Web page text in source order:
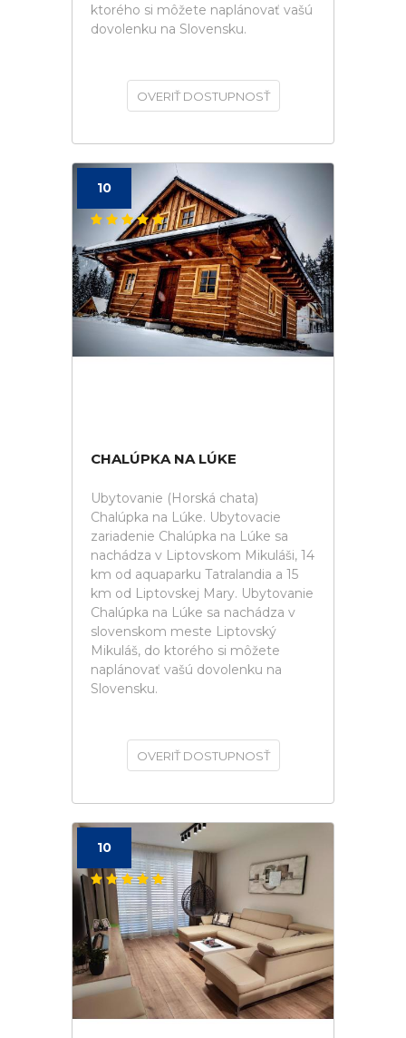
ktorého si môžete naplánovať vašú
dovolenku na Slovensku.
OVERIŤ DOSTUPNOSŤ
10
CHALÚPKA NA LÚKE
Ubytovanie (Horská chata)
Chalúpka na Lúke. Ubytovacie
zariadenie Chalúpka na Lúke sa
nachádza v Liptovskom Mikuláši, 14
km od aquaparku Tatralandia a 15
km od Liptovskej Mary. Ubytovanie
Chalúpka na Lúke sa nachádza v
slovenskom meste Liptovský
Mikuláš, do ktorého si môžete
naplánovať vašú dovolenku na
Slovensku.
OVERIŤ DOSTUPNOSŤ
10